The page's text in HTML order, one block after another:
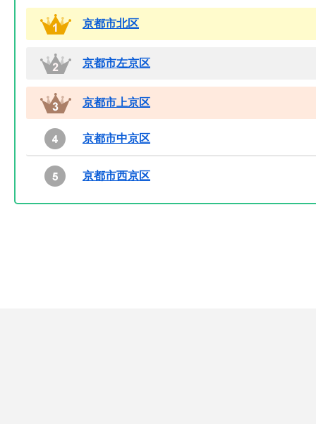
京都市北区
京都市左京区
京都市上京区
京都市中京区
京都市西京区